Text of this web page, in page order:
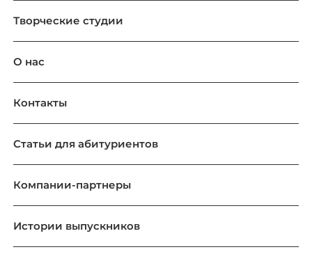
Творческие студии
О нас
Контакты
Статьи для абитуриентов
Компании-партнеры
Истории выпускников